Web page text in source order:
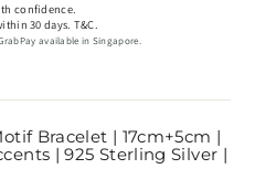
confidence.
30 days. T&C.
available in Singapore.
Bracelet | 17cm+5cm |
| 925 Sterling Silver |